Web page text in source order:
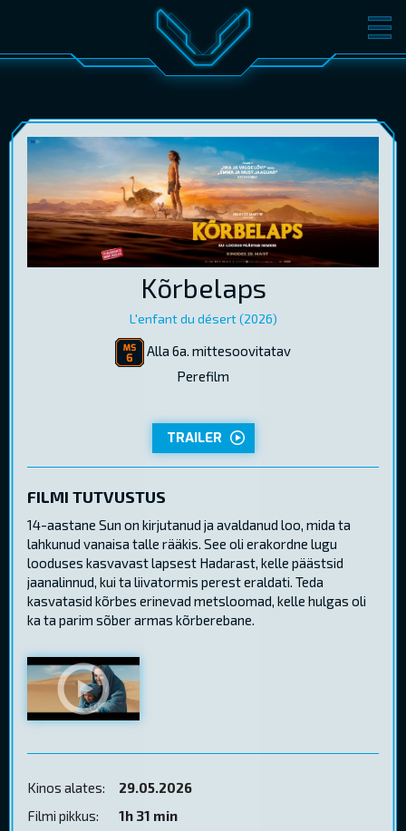
FILMID PILETID
KONVERENTS V-KLUBI
KINKEKAARDID
Kõrbelaps
L'enfant du désert (2026)
Alla 6a. mittesoovitatav
Perefilm
TRAILER
FILMI TUTVUSTUS
14-aastane Sun on kirjutanud ja avaldanud loo, mida ta
lahkunud vanaisa talle rääkis. See oli erakordne lugu
looduses kasvavast lapsest Hadarast, kelle päästsid
jaanalinnud, kui ta liivatormis perest eraldati. Teda
kasvatasid kõrbes erinevad metsloomad, kelle hulgas oli
ka ta parim sõber armas kõrberebane.
Kinos alates:
29.05.2026
Filmi pikkus:
1h 31 min